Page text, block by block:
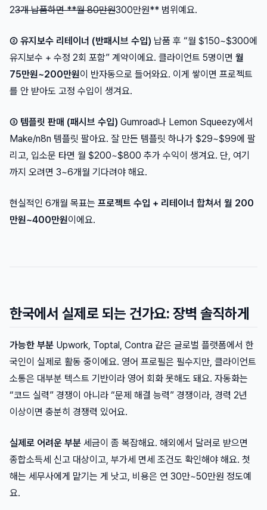
23개 납품하면 **월 80만원300만원** 범위예요.
② 유지보수 리테이너 (반패시브 수입) 납품 후 “월 $150~$300에
유지보수 + 수정 2회 포함” 계약이에요. 클라이언트 5명이면 월
75만원~200만원이 반자동으로 들어와요. 이게 쌓이면 프로젝트
를 안 받아도 고정 수입이 생겨요.
③ 템플릿 판매 (패시브 수입) Gumroad나 Lemon Squeezy에서
Make/n8n 템플릿 팔아요. 잘 만든 템플릿 하나가 $29~$99에 팔
리고, 입소문 타면 월 $200~$800 추가 수익이 생겨요. 단, 여기
까지 오려면 3~6개월 기다려야 해요.
현실적인 6개월 목표는 프로젝트 수입 + 리테이너 합쳐서 월 200
만원~400만원이에요.
한국에서 실제로 되는 건가요: 장벽 솔직하게
가능한 부분 Upwork, Toptal, Contra 같은 글로벌 플랫폼에서 한
국인이 실제로 활동 중이에요. 영어 프로필은 필수지만, 클라이언트
소통은 대부분 텍스트 기반이라 영어 회화 못해도 돼요. 자동화는
“코드 실력” 경쟁이 아니라 “문제 해결 능력” 경쟁이라, 경력 2년
이상이면 충분히 경쟁력 있어요.
실제로 어려운 부분 세금이 좀 복잡해요. 해외에서 달러로 받으면
종합소득세 신고 대상이고, 부가세 면세 조건도 확인해야 해요. 첫
해는 세무사에게 맡기는 게 낫고, 비용은 연 30만~50만원 정도예
요.